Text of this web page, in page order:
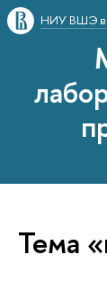
НИУ ВШЭ в
Тема